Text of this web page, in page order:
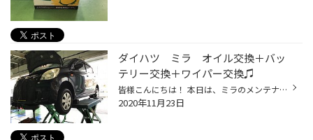
ダイハツ ミラ オイル交換＋バッ
テリー交換＋ワイパー交換♫
皆様こんにちは！ 本日は、ミラのメンテナンスをご紹介します(^^) まずはエンジンオイルの交換でご来店です。スミマセン！使用したオイルの 写真を撮り忘れました。交換の目安は3000〜5000Kmまたは半年に1回です。 少なくとも年間2回は実施しましょう(^^)車は機械です！オイル交換は 必需品です。忘...
2020年11月23日